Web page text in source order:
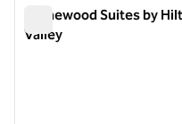
Homewood Suites by
Valley